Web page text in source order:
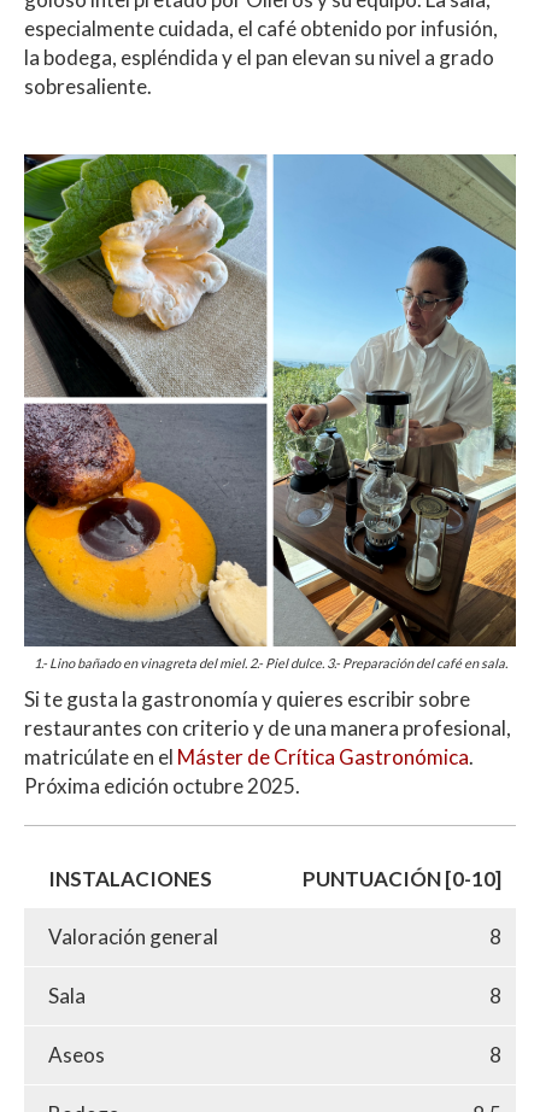
especialmente cuidada, el café obtenido por infusión,
la bodega, espléndida y el pan elevan su nivel a grado
sobresaliente.
1.- Lino bañado en vinagreta del miel. 2.- Piel dulce. 3.- Preparación del café en sala.
Si te gusta la gastronomía y quieres escribir sobre
restaurantes con criterio y de una manera profesional,
matricúlate en el Máster de Crítica Gastronómica.
Próxima edición octubre 2025.
INSTALACIONES PUNTUACIÓN [0-10]
Valoración general 8
Sala 8
Aseos 8